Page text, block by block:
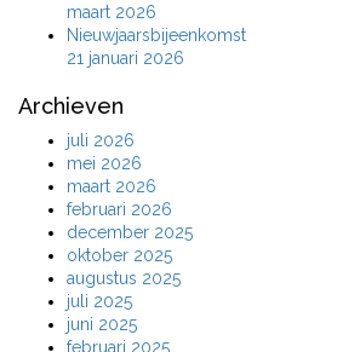
maart 2026
Nieuwjaarsbijeenkomst
21 januari 2026
Archieven
juli 2026
mei 2026
maart 2026
februari 2026
december 2025
oktober 2025
augustus 2025
juli 2025
juni 2025
februari 2025